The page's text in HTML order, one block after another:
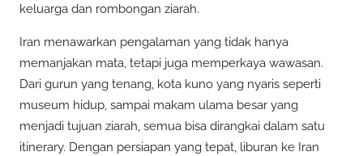
keluarga dan rombongan ziarah.
Iran menawarkan pengalaman yang tidak hanya
memanjakan mata, tetapi juga memperkaya wawasan.
Dari gurun yang tenang, kota kuno yang nyaris seperti
museum hidup, sampai makam ulama besar yang
menjadi tujuan ziarah, semua bisa dirangkai dalam satu
itinerary. Dengan persiapan yang tepat, liburan ke Iran